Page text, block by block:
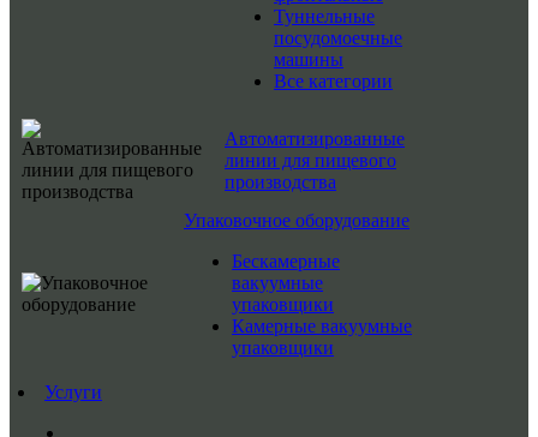
Туннельные
посудомоечные
машины
Все категории
Автоматизированные
линии для пищевого
производства
Упаковочное оборудование
Бескамерные
вакуумные
упаковщики
Камерные вакуумные
упаковщики
Услуги